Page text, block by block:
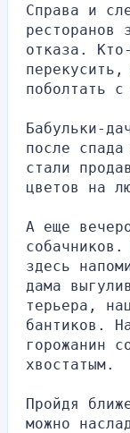
Справа и
ресторанов
отказа.
поболтать
Бабульки-
после
стали
цветов на
А еще
здесь
дама
терьера,
бантиков.
горожанин
хвостатым.
Пройдя
можно